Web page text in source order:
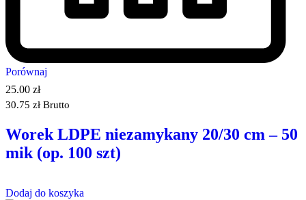
Porównaj
25.00 zł
30.75 zł Brutto
Worek LDPE niezamykany 20/30 cm – 50
mik (op. 100 szt)
Dodaj do koszyka